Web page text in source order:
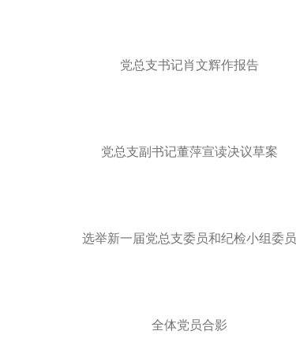
党总支书记肖文辉作报告
党总支副书记董萍宣读决议草案
选举新一届党总支委员和纪检小组委员
全体党员合影